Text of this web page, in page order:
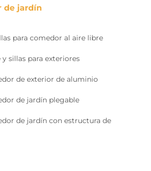
de jardín
para comedor al aire libre
sillas para exteriores
de exterior de aluminio
de jardín plegable
de jardín con estructura de